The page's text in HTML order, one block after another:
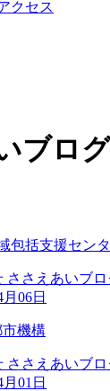
クセス
ブログ
包括支援セン
ささえあいブロ
06日
市機構
ささえあいブロ
01日